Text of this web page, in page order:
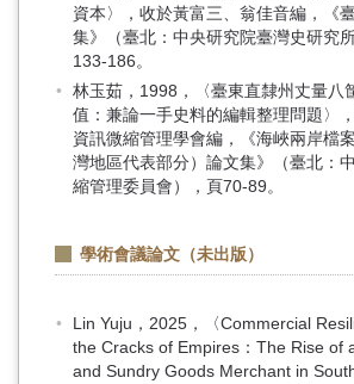
資本〉，收於黃富三、翁佳音編，《
集》（臺北：中央研究院臺灣史研究
133-186。
林玉茹，1998，〈臺東直隸州丈量八
值：兼論一手史料的編輯整理問題〉
資訊微縮管理學會編，《海峽兩岸檔
灣地區代表部分）論文集》（臺北：
縮管理委員會），頁70-89。
學術會議論文（未出版）
Lin Yuju，2025，〈Commercial
the Cracks of Empires：The Rise of
and Sundry Goods Merchant in